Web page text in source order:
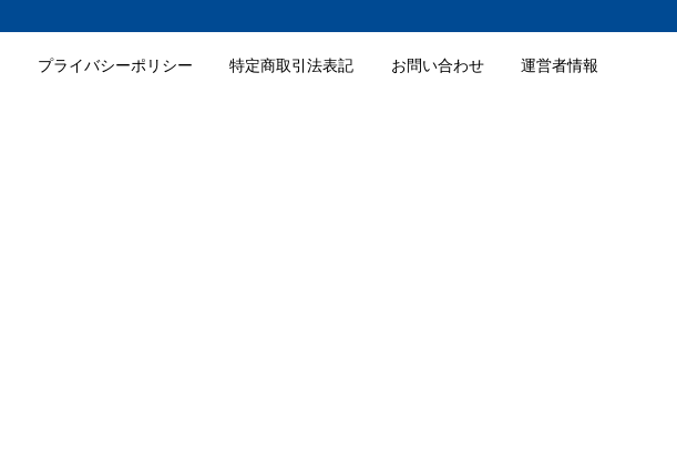
プライバシーポリシー 特定商取引法表記 お問い合わせ 運営者情報